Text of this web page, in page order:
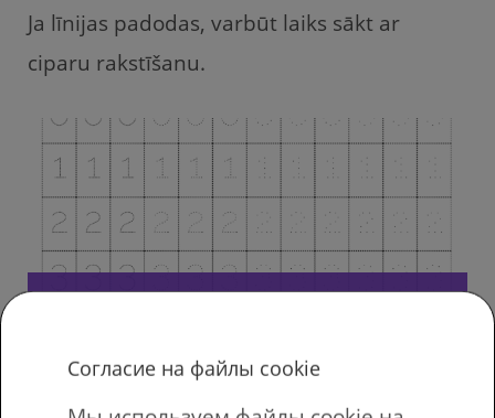
Ja līnijas padodas, varbūt laiks sākt ar
ciparu rakstīšanu.
Согласие на файлы cookie